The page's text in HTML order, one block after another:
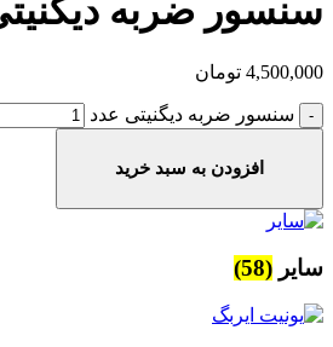
سنسور ضربه
4,500,000 تومان
سنسور ضربه دیگنیتی عدد
افزودن به سبد خرید
سایر (58)